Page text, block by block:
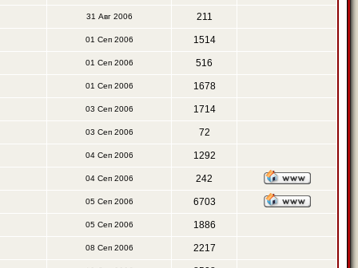
31 Авг 2006 211
01 Сеп 2006 1514
01 Сеп 2006 516
01 Сеп 2006 1678
03 Сеп 2006 1714
03 Сеп 2006 72
04 Сеп 2006 1292
04 Сеп 2006 242
05 Сеп 2006 6703
05 Сеп 2006 1886
08 Сеп 2006 2217